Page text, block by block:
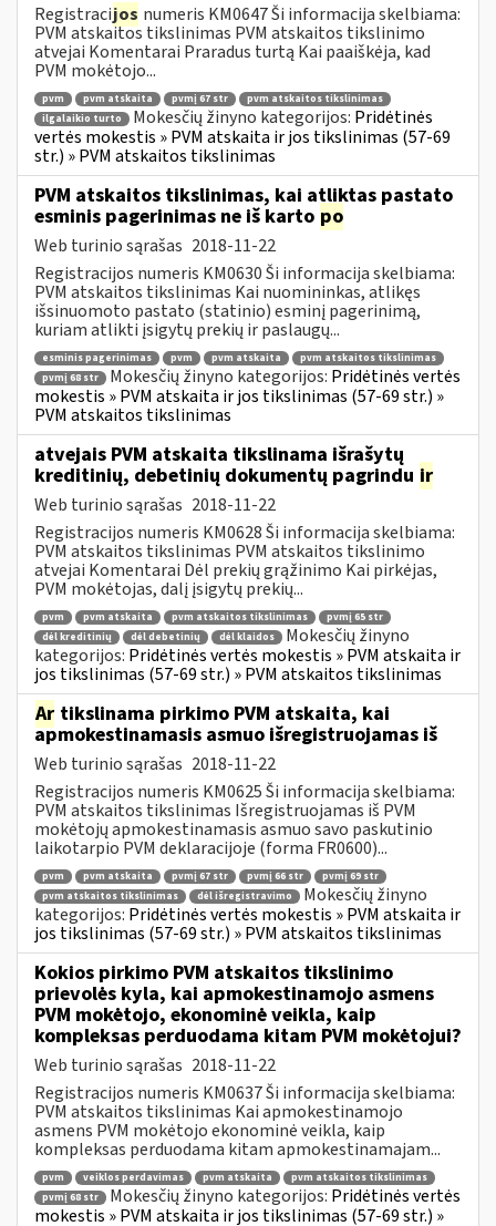
Registracijos numeris KM0647 Ši informacija skelbiama:
PVM atskaitos tikslinimas PVM atskaitos tikslinimo
atvejai Komentarai Praradus turtą Kai paaiškėja, kad
PVM mokėtojo...
pvm pvm atskaita pvmį 67 str
pvm atskaitos tikslinimas
ilgalaikio turto
Mokesčių žinyno kategorijos: Pridėtinės
vertės mokestis » PVM atskaita ir jos tikslinimas (57-69
str.) » PVM atskaitos tikslinimas
PVM atskaitos tikslinimas, kai atliktas pastato
esminis pagerinimas ne iš karto po
Web turinio sąrašas 2018-11-22
Registracijos numeris KM0630 Ši informacija skelbiama:
PVM atskaitos tikslinimas Kai nuomininkas, atlikęs
išsinuomoto pastato (statinio) esminį pagerinimą,
kuriam atlikti įsigytų prekių ir paslaugų...
esminis pagerinimas pvm pvm atskaita
pvm atskaitos tikslinimas
pvmį 68 str
Mokesčių žinyno kategorijos: Pridėtinės vertės
mokestis » PVM atskaita ir jos tikslinimas (57-69 str.) »
PVM atskaitos tikslinimas
atvejais PVM atskaita tikslinama išrašytų
kreditinių, debetinių dokumentų pagrindu ir
Web turinio sąrašas 2018-11-22
Registracijos numeris KM0628 Ši informacija skelbiama:
PVM atskaitos tikslinimas PVM atskaitos tikslinimo
atvejai Komentarai Dėl prekių grąžinimo Kai pirkėjas,
PVM mokėtojas, dalį įsigytų prekių...
pvm pvm atskaita pvm atskaitos tikslinimas
pvmį 65 str
dėl kreditinių
dėl debetinių dėl klaidos
Mokesčių žinyno
kategorijos: Pridėtinės vertės mokestis » PVM atskaita ir
jos tikslinimas (57-69 str.) » PVM atskaitos tikslinimas
Ar tikslinama pirkimo PVM atskaita, kai
apmokestinamasis asmuo išregistruojamas iš
Web turinio sąrašas 2018-11-22
Registracijos numeris KM0625 Ši informacija skelbiama:
PVM atskaitos tikslinimas Išregistruojamas iš PVM
mokėtojų apmokestinamasis asmuo savo paskutinio
laikotarpio PVM deklaracijoje (forma FR0600)...
pvm pvm atskaita pvmį 67 str pvmį 66 str
pvmį 69 str
pvm atskaitos tikslinimas
dėl išregistravimo
Mokesčių žinyno
kategorijos: Pridėtinės vertės mokestis » PVM atskaita ir
jos tikslinimas (57-69 str.) » PVM atskaitos tikslinimas
Kokios pirkimo PVM atskaitos tikslinimo
prievolės kyla, kai apmokestinamojo asmens
PVM mokėtojo, ekonominė veikla, kaip
kompleksas perduodama kitam PVM mokėtojui?
Web turinio sąrašas 2018-11-22
Registracijos numeris KM0637 Ši informacija skelbiama:
PVM atskaitos tikslinimas Kai apmokestinamojo
asmens PVM mokėtojo ekonominė veikla, kaip
kompleksas perduodama kitam apmokestinamajam...
pvm veiklos perdavimas pvm atskaita
pvm atskaitos tikslinimas
pvmį 68 str
Mokesčių žinyno kategorijos: Pridėtinės vertės
mokestis » PVM atskaita ir jos tikslinimas (57-69 str.) »